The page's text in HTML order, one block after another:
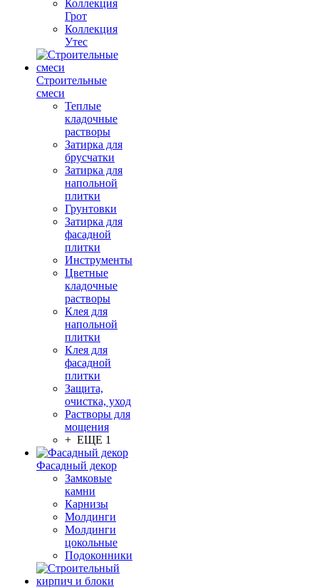
Коллекция
Грот
Коллекция
Утес
Строительные
смеси
Теплые
кладочные
растворы
Затирка для
брусчатки
Затирка для
напольной
плитки
Грунтовки
Затирка для
фасадной
плитки
Инструменты
Цветные
кладочные
растворы
Клея для
напольной
плитки
Клея для
фасадной
плитки
Защита,
очистка, уход
Растворы для
мощения
+ ЕЩЕ 1
Фасадный декор
Замковые
камни
Карнизы
Молдинги
Молдинги
цокольные
Подоконники